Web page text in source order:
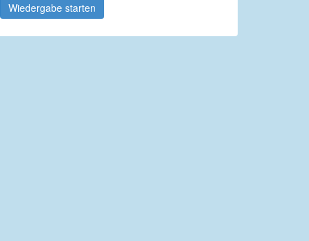
Wiedergabe starten